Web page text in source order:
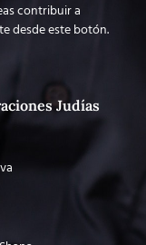
contribuir a
desde este botón.
Judías